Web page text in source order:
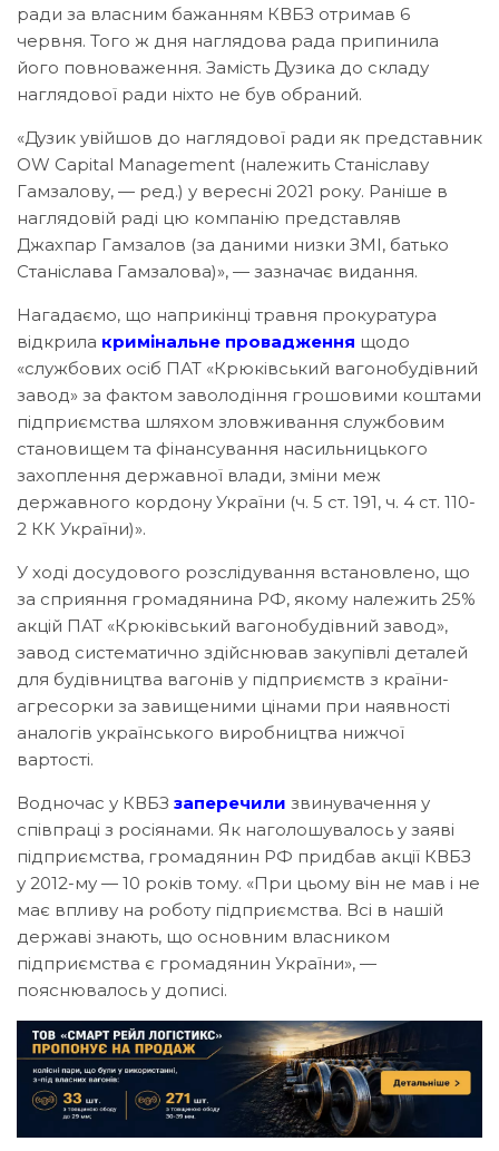
ради за власним бажанням КВБЗ отримав 6
червня. Того ж дня наглядова рада припинила
його повноваження. Замість Дузика до складу
наглядової ради ніхто не був обраний.
«Дузик увійшов до наглядової ради як представник
OW Capital Management (належить Станіславу
Гамзалову, — ред.) у вересні 2021 року. Раніше в
наглядовій раді цю компанію представляв
Джахпар Гамзалов (за даними низки ЗМІ, батько
Станіслава Гамзалова)», — зазначає видання.
Нагадаємо, що наприкінці травня прокуратура
відкрила кримінальне провадження щодо
«службових осіб ПАТ «Крюківський вагонобудівний
завод» за фактом заволодіння грошовими коштами
підприємства шляхом зловживання службовим
становищем та фінансування насильницького
захоплення державної влади, зміни меж
державного кордону України (ч. 5 ст. 191, ч. 4 ст. 110-
2 КК України)».
У ході досудового розслідування встановлено, що
за сприяння громадянина РФ, якому належить 25%
акцій ПАТ «Крюківський вагонобудівний завод»,
завод систематично здійснював закупівлі деталей
для будівництва вагонів у підприємств з країни-
агресорки за завищеними цінами при наявності
аналогів українського виробництва нижчої
вартості.
Водночас у КВБЗ заперечили звинувачення у
співпраці з росіянами. Як наголошувалось у заяві
підприємства, громадянин РФ придбав акції КВБЗ
у 2012-му — 10 років тому. «При цьому він не мав і не
має впливу на роботу підприємства. Всі в нашій
державі знають, що основним власником
підприємства є громадянин України», —
пояснювалось у дописі.